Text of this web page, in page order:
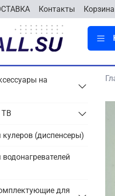
Контакты Корзина
на
(диспенсеры)
для